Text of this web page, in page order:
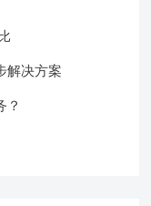
解决方案
？